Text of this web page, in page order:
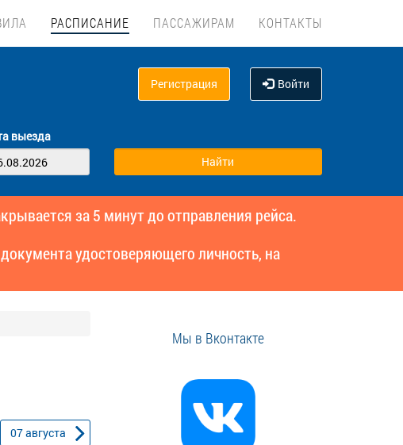
РАСПИСАНИЕ ПАССАЖИРАМ КОНТАКТЫ
Регистрация Войти
выезда
за 5 минут до отправления рейса.
удостоверяющего личность, на
07августа
Мы в Вконтакте